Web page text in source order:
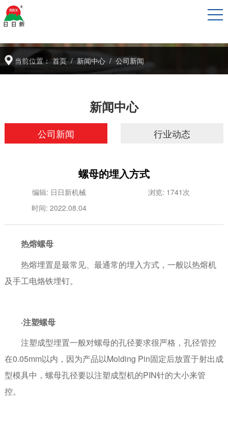
当前位置：首页/ 新闻中心 /公司新闻
新闻中心
公司新闻 行业动态
螺母的埋入方式
编辑: 日日新机械
浏览: 1741次
时间: 2022.08.04
热熔螺母
热熔埋置是最常见、最通常的埋入方式，一般以热熔机
及手工电烙铁埋钉。
·注塑螺母
注塑成型埋置一般对螺母的孔径要求很严格，孔径管控
在0.05mm以内，因为产品以Molding Pin固定后放置于射出成
型模具中，螺母孔径要以注塑成型机的PIN针的大小来管
控。